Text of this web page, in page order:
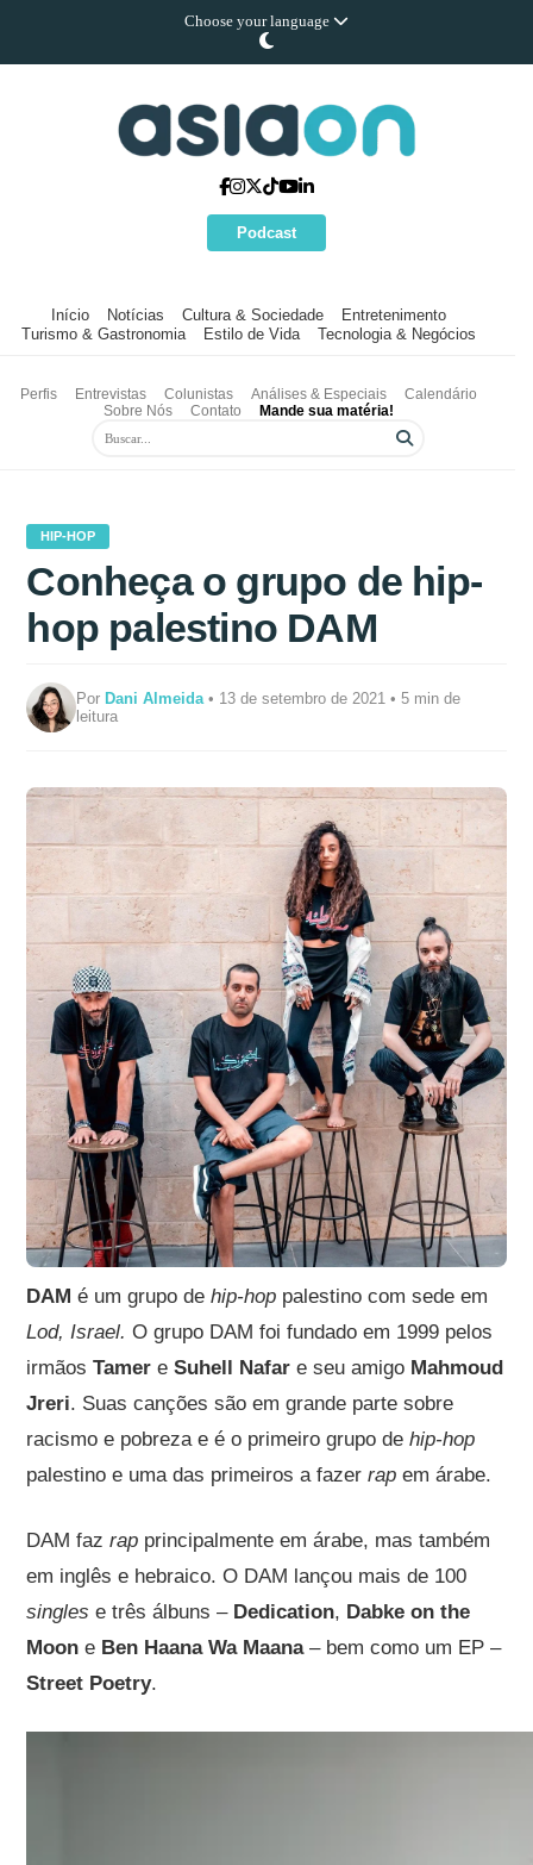
Choose your language
Podcast
Início Notícias Cultura & Sociedade
Entretenimento
Turismo & Gastronomia
Estilo de Vida Tecnologia & Negócios
Perfis Entrevistas Colunistas Análises & Especiais
Calendário
Sobre Nós
Contato Mande sua matéria!
HIP-HOP
Conheça o grupo de hip-
hop palestino DAM
Por Dani Almeida• 13 de setembro de 2021 • 5 min de
leitura
DAM é um grupo dehip-hop palestino com sede em
Lod, Israel. O grupo DAM foi fundado em 1999 pelos
irmãosTamer eSuhell Nafar e seu amigo Mahmoud
Jreri. Suas canções são em grande parte sobre
racismo e pobreza e é o primeiro grupo dehip-hop
palestino e uma das primeiros a fazerrap em árabe.
DAM fazrap principalmente em árabe, mas também
em inglês e hebraico. O DAM lançou mais de 100
singles e três álbuns – Dedication, Dabke on the
Moon e Ben Haana Wa Maana– bem como um EP –
Street Poetry.